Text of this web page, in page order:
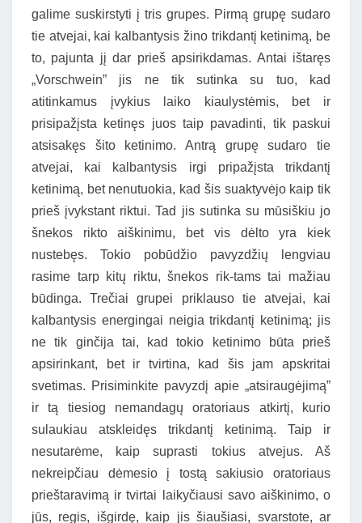
galime suskirstyti į tris grupes. Pirmą grupę sudaro
tie atvejai, kai kalbantysis žino trikdantį ketinimą, be
to, pajunta jį dar prieš apsirikdamas. Antai ištaręs
„Vorschwein” jis ne tik sutinka su tuo, kad
atitinkamus įvykius laiko kiaulystėmis, bet ir
prisipažįsta ketinęs juos taip pavadinti, tik paskui
atsisakęs šito ketinimo. Antrą grupę sudaro tie
atvejai, kai kalbantysis irgi pripažįsta trikdantį
ketinimą, bet nenutuokia, kad šis suaktyvėjo kaip tik
prieš įvykstant riktui. Tad jis sutinka su mūsiškiu jo
šnekos rikto aiškinimu, bet vis dėlto yra kiek
nustebęs. Tokio pobūdžio pavyzdžių lengviau
rasime tarp kitų riktu, šnekos rik-tams tai mažiau
būdinga. Trečiai grupei priklauso tie atvejai, kai
kalbantysis energingai neigia trikdantį ketinimą; jis
ne tik ginčija tai, kad tokio ketinimo būta prieš
apsirinkant, bet ir tvirtina, kad šis jam apskritai
svetimas. Prisiminkite pavyzdį apie „atsiraugėjimą”
ir tą tiesiog nemandagų oratoriaus atkirtį, kurio
sulaukiau atskleidęs trikdantį ketinimą. Taip ir
nesutarėme, kaip suprasti tokius atvejus. Aš
nekreipčiau dėmesio į tostą sakiusio oratoriaus
prieštaravimą ir tvirtai laikyčiausi savo aiškinimo, o
jūs, regis, išgirdę, kaip jis šiaušiasi, svarstote, ar